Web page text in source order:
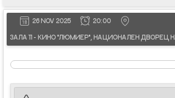
26 NOV 2025 20:00
ЗАЛА 11 - КИНО "ЛЮМИЕР", НАЦИОНАЛЕН ДВОРЕЦ